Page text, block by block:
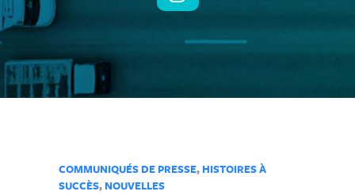
COMMUNIQUÉS DE PRESSE, HISTOIRES À
SUCCÈS, NOUVELLES